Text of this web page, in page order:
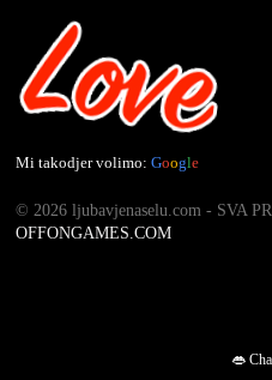
Mi takodjer volimo: Google
© 2026 ljubavjenaselu.com - SVA
OFFONGAMES.COM
👄